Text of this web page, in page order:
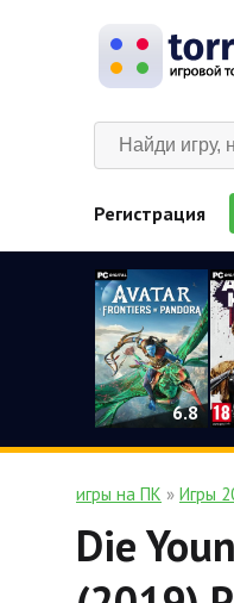
Регистрация
6.8
игры на ПК » Игры
Die